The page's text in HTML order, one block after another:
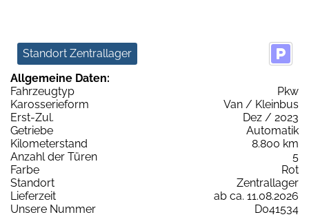
Standort Zentrallager
Allgemeine Daten:
Fahrzeugtyp
Pkw
Karosserieform
Van / Kleinbus
Erst-Zul.
Dez / 2023
Getriebe
Automatik
Kilometerstand
8.800 km
Anzahl der Türen
5
Farbe
Rot
Standort
Zentrallager
Lieferzeit
ab ca. 11.08.2026
Unsere Nummer
D041534